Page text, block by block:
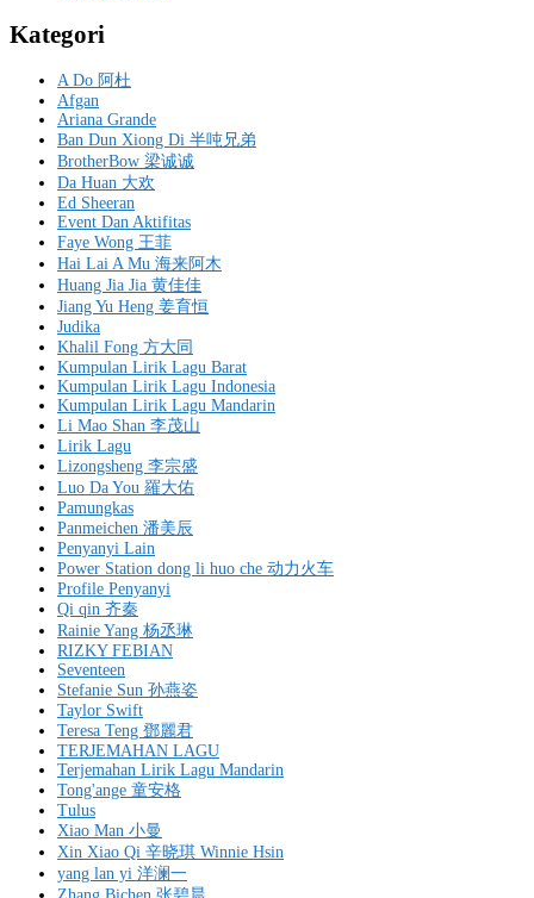
Kategori
A Do 阿杜
Afgan
Ariana Grande
Ban Dun Xiong Di 半吨兄弟
BrotherBow 梁诚诚
Da Huan 大欢
Ed Sheeran
Event Dan Aktifitas
Faye Wong 王菲
Hai Lai A Mu 海来阿木
Huang Jia Jia 黄佳佳
Jiang Yu Heng 姜育恒
Judika
Khalil Fong 方大同
Kumpulan Lirik Lagu Barat
Kumpulan Lirik Lagu Indonesia
Kumpulan Lirik Lagu Mandarin
Li Mao Shan 李茂山
Lirik Lagu
Lizongsheng 李宗盛
Luo Da You 羅大佑
Pamungkas
Panmeichen 潘美辰
Penyanyi Lain
Power Station dong li huo che 动力火车
Profile Penyanyi
Qi qin 齐秦
Rainie Yang 杨丞琳
RIZKY FEBIAN
Seventeen
Stefanie Sun 孙燕姿
Taylor Swift
Teresa Teng 鄧麗君
TERJEMAHAN LAGU
Terjemahan Lirik Lagu Mandarin
Tong'ange 童安格
Tulus
Xiao Man 小曼
Xin Xiao Qi 辛晓琪 Winnie Hsin
yang lan yi 洋澜一